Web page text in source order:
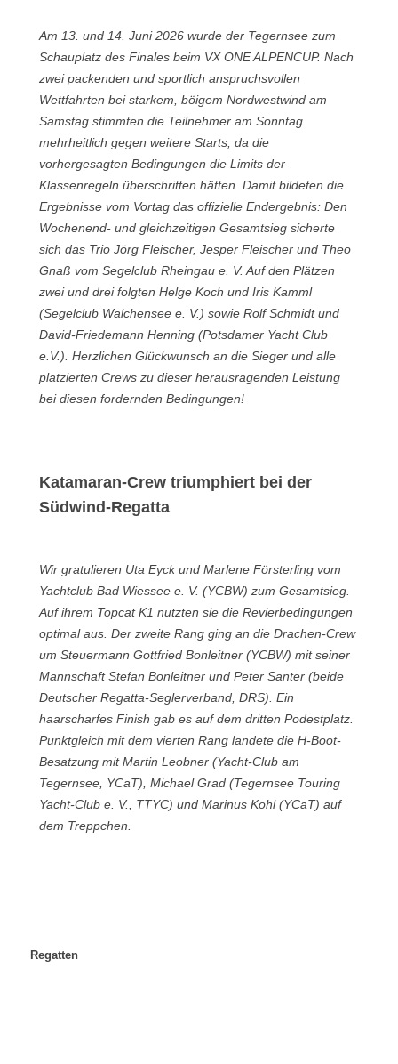
Am 13. und 14. Juni 2026 wurde der Tegernsee zum
Schauplatz des Finales beim VX ONE ALPENCUP. Nach
zwei packenden und sportlich anspruchsvollen
Wettfahrten bei starkem, böigem Nordwestwind am
Samstag stimmten die Teilnehmer am Sonntag
mehrheitlich gegen weitere Starts, da die
vorhergesagten Bedingungen die Limits der
Klassenregeln überschritten hätten. Damit bildeten die
Ergebnisse vom Vortag das offizielle Endergebnis: Den
Wochenend- und gleichzeitigen Gesamtsieg sicherte
sich das Trio Jörg Fleischer, Jesper Fleischer und Theo
Gnaß vom Segelclub Rheingau e. V. Auf den Plätzen
zwei und drei folgten Helge Koch und Iris Kamml
(Segelclub Walchensee e. V.) sowie Rolf Schmidt und
David-Friedemann Henning (Potsdamer Yacht Club
e.V.). Herzlichen Glückwunsch an die Sieger und alle
platzierten Crews zu dieser herausragenden Leistung
bei diesen fordernden Bedingungen!
Katamaran-Crew triumphiert bei der
Südwind-Regatta
Wir gratulieren Uta Eyck und Marlene Försterling vom
Yachtclub Bad Wiessee e. V. (YCBW) zum Gesamtsieg.
Auf ihrem Topcat K1 nutzten sie die Revierbedingungen
optimal aus. Der zweite Rang ging an die Drachen-Crew
um Steuermann Gottfried Bonleitner (YCBW) mit seiner
Mannschaft Stefan Bonleitner und Peter Santer (beide
Deutscher Regatta-Seglerverband, DRS). Ein
haarscharfes Finish gab es auf dem dritten Podestplatz.
Punktgleich mit dem vierten Rang landete die H-Boot-
Besatzung mit Martin Leobner (Yacht-Club am
Tegernsee, YCaT), Michael Grad (Tegernsee Touring
Yacht-Club e. V., TTYC) und Marinus Kohl (YCaT) auf
dem Treppchen.
Regatten